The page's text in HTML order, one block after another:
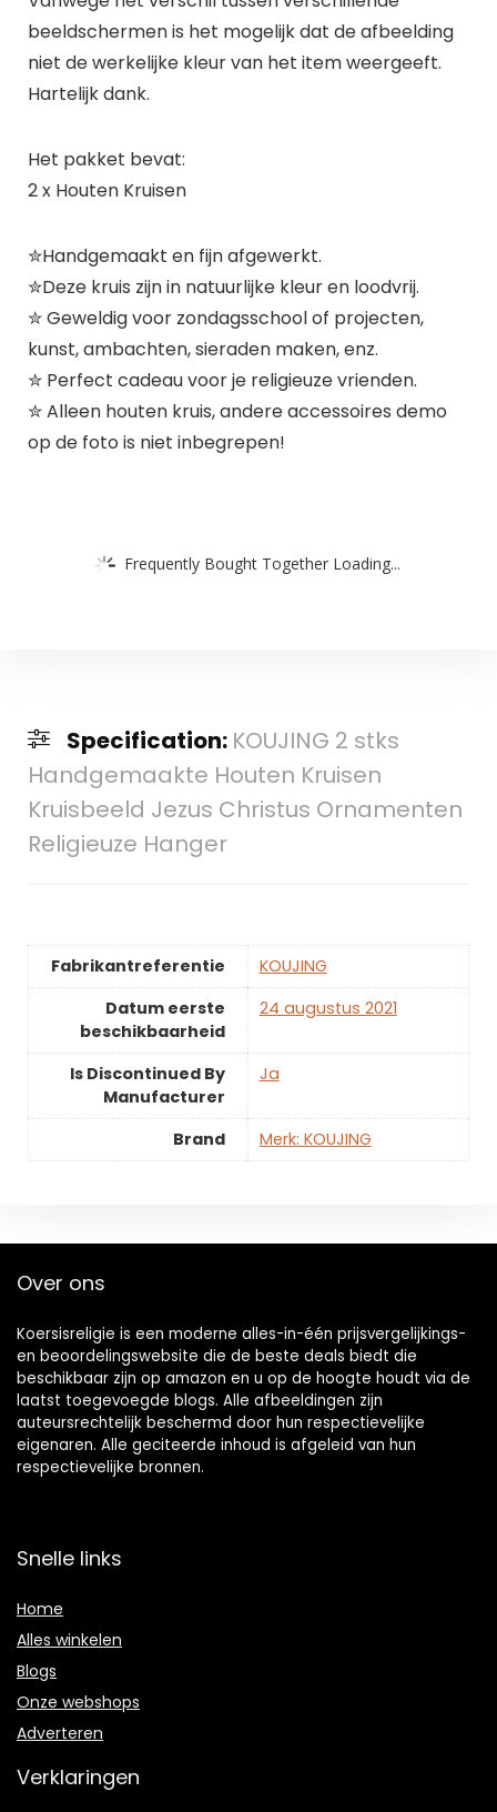
beeldschermen is het mogelijk dat de afbeelding
niet de werkelijke kleur van het item weergeeft.
Hartelijk dank.
Het pakket bevat:
2 x Houten Kruisen
✮Handgemaakt en fijn afgewerkt.
✮Deze kruis zijn in natuurlijke kleur en loodvrij.
✮ Geweldig voor zondagsschool of projecten,
kunst, ambachten, sieraden maken, enz.
✮ Perfect cadeau voor je religieuze vrienden.
✮ Alleen houten kruis, andere accessoires demo
op de foto is niet inbegrepen!
Frequently Bought Together Loading...
Specification: KOUJING 2 stks
Handgemaakte Houten Kruisen
Kruisbeeld Jezus Christus Ornamenten
Religieuze Hanger
Fabrikantreferentie
KOUJING
Datum eerste
beschikbaarheid
24 augustus 2021
Is Discontinued By
Manufacturer
Ja
Brand Merk: KOUJING
Over ons
Koersisreligie is een moderne alles-in-één prijsvergelijkings-
en beoordelingswebsite die de beste deals biedt die
beschikbaar zijn op amazon en u op de hoogte houdt via de
laatst toegevoegde blogs. Alle afbeeldingen zijn
auteursrechtelijk beschermd door hun respectievelijke
eigenaren. Alle geciteerde inhoud is afgeleid van hun
respectievelijke bronnen.
Snelle links
Home
Alles winkelen
Blogs
Onze webshops
Adverteren
Verklaringen